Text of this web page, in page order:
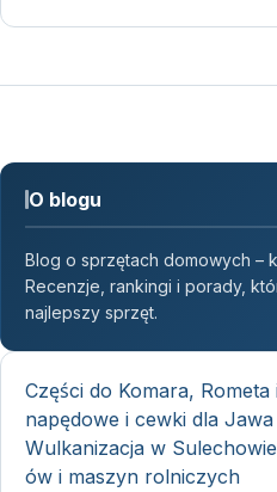
O blogu
Blog o sprzętach domowych –
Recenzje, rankingi i porady,
najlepszy sprzęt.
Części do Komara,
napędowe i cewki dla Jawa
Wulkanizacja w
ów i maszyn rolniczych